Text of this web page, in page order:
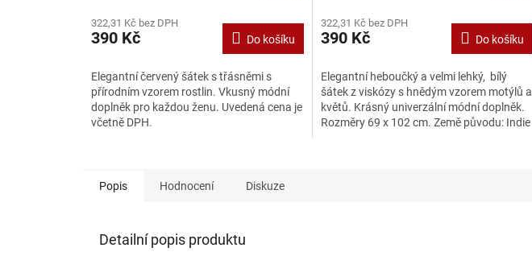
322,31 Kč bez DPH
390 Kč Do košíku
Elegantní červený šátek s třásněmi s
přírodním vzorem rostlin. Vkusný módní
doplněk pro každou ženu. Uvedená cena je
včetně DPH.
322,31 Kč bez DPH
390 Kč Do košíku
Elegantní heboučký a velmi lehký, bílý
šátek z viskózy s hnědým vzorem motýlů a
květů. Krásný univerzální módní doplněk.
Rozměry 69 x 102 cm. Země původu: Indie
Popis Hodnocení Diskuze
Detailní popis produktu